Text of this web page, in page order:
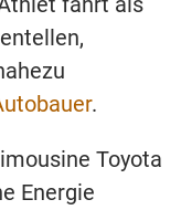
.
Toyota
Energie